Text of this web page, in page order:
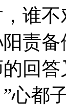
谁
责
回
心都